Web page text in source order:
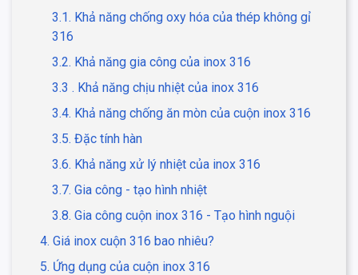
3.1. Khả năng chống oxy hóa của thép không gỉ
316
3.2. Khả năng gia công của inox 316
3.3 . Khả năng chịu nhiệt của inox 316
3.4. Khả năng chống ăn mòn của cuộn inox 316
3.5. Đặc tính hàn
3.6. Khả năng xử lý nhiệt của inox 316
3.7. Gia công - tạo hình nhiệt
3.8. Gia công cuộn inox 316 - Tạo hình nguội
4. Giá inox cuộn 316 bao nhiêu?
5. Ứng dụng của cuộn inox 316